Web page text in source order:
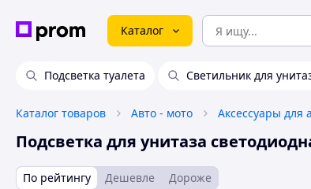
Каталог
Подсветка туалета Светильник для
Каталог товаров Авто - мото Аксессуары для
Подсветка для унитаза
По рейтингу Дешевле Дороже